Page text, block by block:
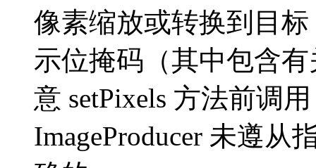
像素缩放或转换到目
示位掩码（其中包含
意 setPixels 方法前调
ImageProducer 未遵